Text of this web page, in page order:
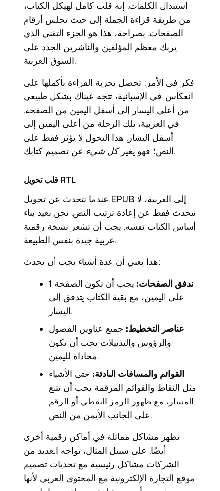
استبدال الكلمات. إنه قلب كامل لهيكل الكتاب،
من طريقة قراءة الجملة إلى حيث تجلس أرقام
الصفحات. بصراحة، هذا هو الجزء التقني الذي
يربك معظم المؤلفين والناشرين الجدد على
السوق العربية.
فكر في الأمر: تحصل تجربة القراءة بأكملها على
انعكاس. في الإسبانية، تتجه عيناك بشكل طبيعي
من أعلى اليسار إلى أسفل اليمين من الصفحة.
في العربية، تلك الرحلة من أعلى اليمين إلى
أسفل اليسار. هذا التحول لا يؤثر فقط على
النص؛ فهو يغيركل شيء عن تصميم كتابك.
قلب تحويل RTL
عندما نتحدث عن تحويل EPUB إلى العربية، لا
نتحدث فقط عن إعادة ترتيب النص. نحن نعيد بناء
أساس الكتاب نفسه. يجب أن تشعر نسخة رقمية
عربية جيدة بنفس الطبيعة.
هذا يعني أن عدة أشياء يجب أن تحدث:
تدفق الصفحات:
يجب أن تكون الصفحة 1
على اليمين، مع بقية الكتاب يتدفق إلى
اليسار.
عناصر التخطيط: جميع عناوين الفصول
والرؤوس والتذييلات يجب أن تكون
محاذاة لليمين.
القوائم والمسافات البادئة: حتى الأشياء
مثل النقاط والقوائم المرقمة يجب أن تتبع
المسار، مع ظهور الرمز النقطي أو الرقم
على الجانب الأيمن من النص.
تظهر مشاكل مماثلة في أماكن رقمية أخرى
أيضًا. على سبيل المثال، تواجه العديد من
الشركات مشاكل رئيسية مع تحديات تصميم
موقع التجارة الإلكترونية مع المحتوى العربي لأنها